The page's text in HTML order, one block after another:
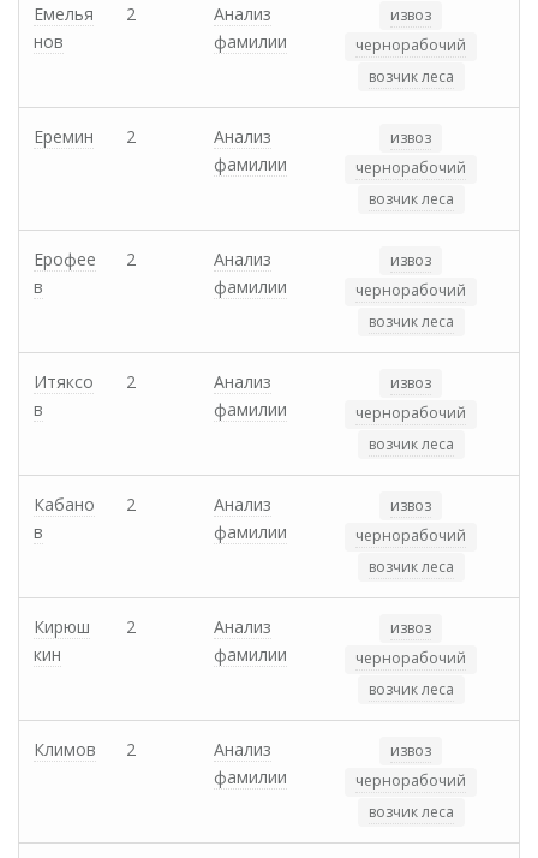
Емелья
нов
2
Анализ
фамилии
извоз
чернорабочий
возчик леса
Еремин 2
Анализ
фамилии
извоз
чернорабочий
возчик леса
Ерофее
в
2
Анализ
фамилии
извоз
чернорабочий
возчик леса
Итяксо
в
2
Анализ
фамилии
извоз
чернорабочий
возчик леса
Кабано
в
2
Анализ
фамилии
извоз
чернорабочий
возчик леса
Кирюш
кин
2
Анализ
фамилии
извоз
чернорабочий
возчик леса
Климов 2
Анализ
фамилии
извоз
чернорабочий
возчик леса